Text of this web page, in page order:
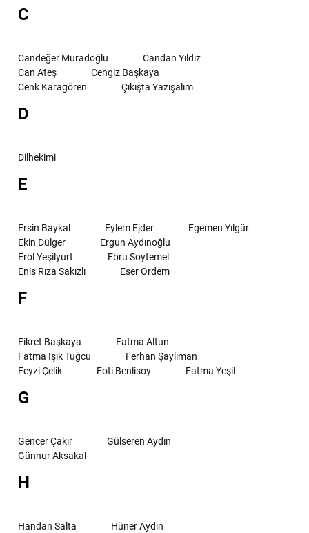
C
Candeğer Muradoğlu
Candan Yıldız
Can Ateş
Cengiz Başkaya
Cenk Karagören
Çıkışta Yazışalım
D
Dilhekimi
E
Ersin Baykal Eylem Ejder
Egemen Yılgür
Ekin Dülger
Ergun Aydınoğlu
Erol Yeşilyurt
Ebru Soytemel
Enis Rıza Sakızlı
Eser Ördem
F
Fikret Başkaya
Fatma Altun
Fatma Işık Tuğcu
Ferhan Şaylıman
Feyzi Çelik
Foti Benlisoy Fatma Yeşil
G
Gencer Çakır
Gülseren Aydın
Günnur Aksakal
H
Handan Salta
Hüner Aydın